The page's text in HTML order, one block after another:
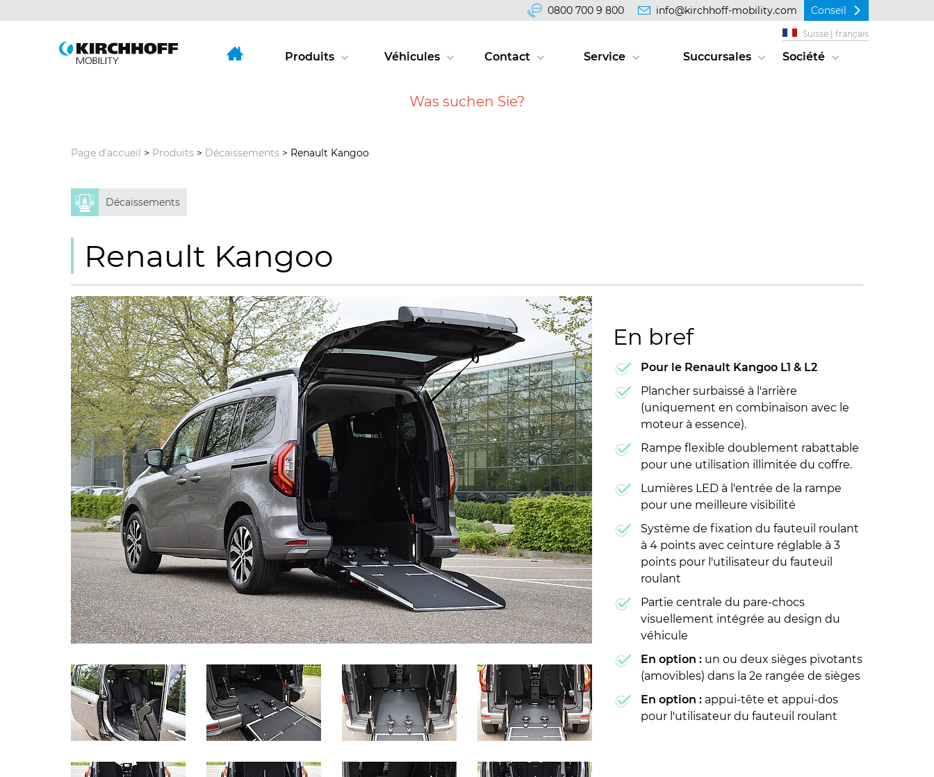
Contenu
0800 700 9 800 info@kirchhoff-mobility.com Conseil
Produits Véhicules Contact Service Succursales Société
Suisse | français
Page d'accueil > Produits > Décaissements > Renault Kangoo
Décaissements
Renault Kangoo
En bref
Pour le Renault Kangoo L1 & L2
Plancher surbaissé à l'arrière
(uniquement en combinaison avec le
moteur à essence).
Rampe flexible doublement rabattable
pour une utilisation illimitée du coffre.
Lumières LED à l'entrée de la rampe
pour une meilleure visibilité
Système de fixation du fauteuil roulant
à 4 points avec ceinture réglable à 3
points pour l'utilisateur du fauteuil
roulant
Partie centrale du pare-chocs
visuellement intégrée au design du
véhicule
En option : un ou deux sièges pivotants
(amovibles) dans la 2e rangée de sièges
En option : appui-tête et appui-dos
pour l'utilisateur du fauteuil roulant